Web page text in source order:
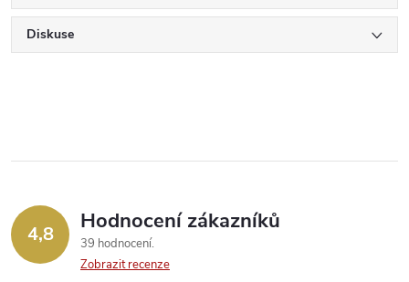
Diskuse
4,8 Hodnocení zákazníků
39 hodnocení
Zobrazit recenze